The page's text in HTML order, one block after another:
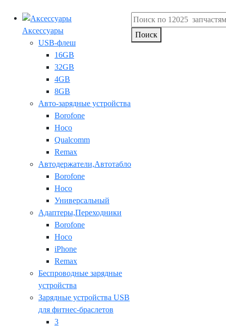
Аксессуары
USB-флеш
16GB
32GB
4GB
8GB
Авто-зарядные устройства
Borofone
Hoco
Qualcomm
Remax
Автодержатели,Автотабло
Borofone
Hoco
Универсальный
Адаптеры,Переходники
Borofone
Hoco
iPhone
Remax
Беспроводные зарядные
устройства
Зарядные устройства USB
для фитнес-браслетов
3
Поиск